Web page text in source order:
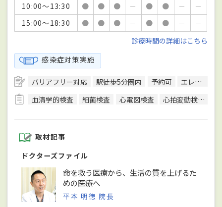
10:00～13:30
● ● ● － ● ● －
－
15:00～18:30
● ● ● － ● ● －
－
診療時間の詳細はこちら
感染症対策実施
バリアフリー対応 駅徒歩5分圏内 予約可
エレベーターあり
血清学的検査
細菌検査 心電図検査 心拍変動検査
取材記事
ドクターズファイル
命を救う医療から、生活の質を上げるた
めの医療へ
平本 明徳 院長